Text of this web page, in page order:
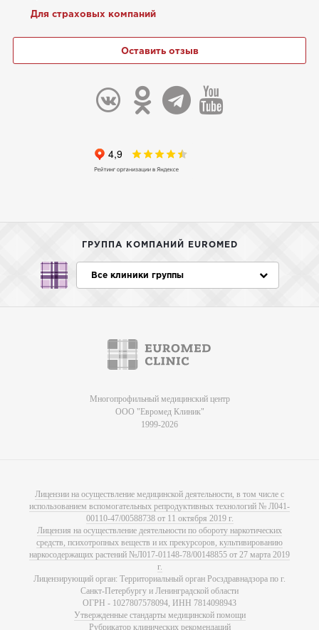
Для страховых компаний
Оставить отзыв
ГРУППА КОМПАНИЙ EUROMED
Все клиники группы
Многопрофильный медицинский центр
ООО "Евромед Клиник"
1999-2026
Лицензии на осуществление медицинской деятельности, в том числе с
использованием вспомогательных репродуктивных технологий № Л041-
00110-47/00588738 от 11 октября 2019 г.
Лицензия на осуществление деятельности по обороту наркотических
средств, психотропных веществ и их прекурсоров, культивированию
наркосодержащих растений №Л017-01148-78/00148855 от 27 марта 2019
г.
Лицензирующий орган: Территориальный орган Росздравнадзора по г.
Санкт-Петербургу и Ленинградской области
ОГРН - 1027807578094, ИНН 7814098943
Утвержденные стандарты медицинской помощи
Рубрикатор клинических рекомендаций